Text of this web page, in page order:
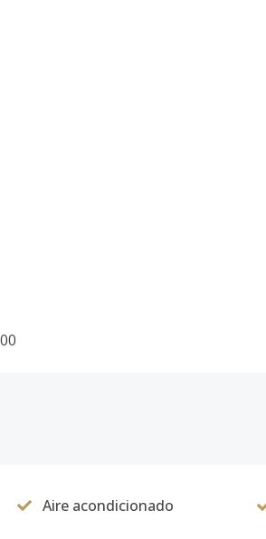
Aire acondicionado